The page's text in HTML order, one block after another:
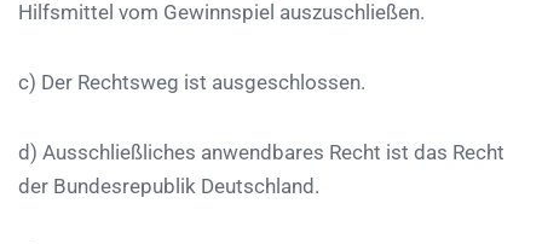
Hilfsmittel vom Gewinnspiel auszuschließen.
c) Der Rechtsweg ist ausgeschlossen.
d) Ausschließliches anwendbares Recht ist das Recht
der Bundesrepublik Deutschland.